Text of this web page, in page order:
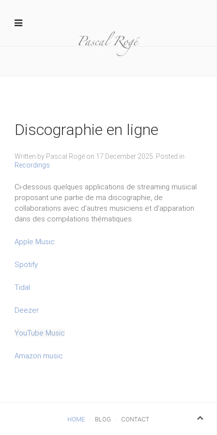
Yamaha 1D MAR20140206015 1024x681
Discographie en ligne
Written by Pascal Rogé on 17 December 2025 . Posted in
Recordings
Ci-dessous quelques applications de streaming musical
proposant une partie de ma discographie, de
collaborations avec d'autres musiciens et d'apparation
dans des compilations thématiques.
Apple Music
Spotify
Tidal
Deezer
YouTube Music
Amazon music
HOME BLOG CONTACT